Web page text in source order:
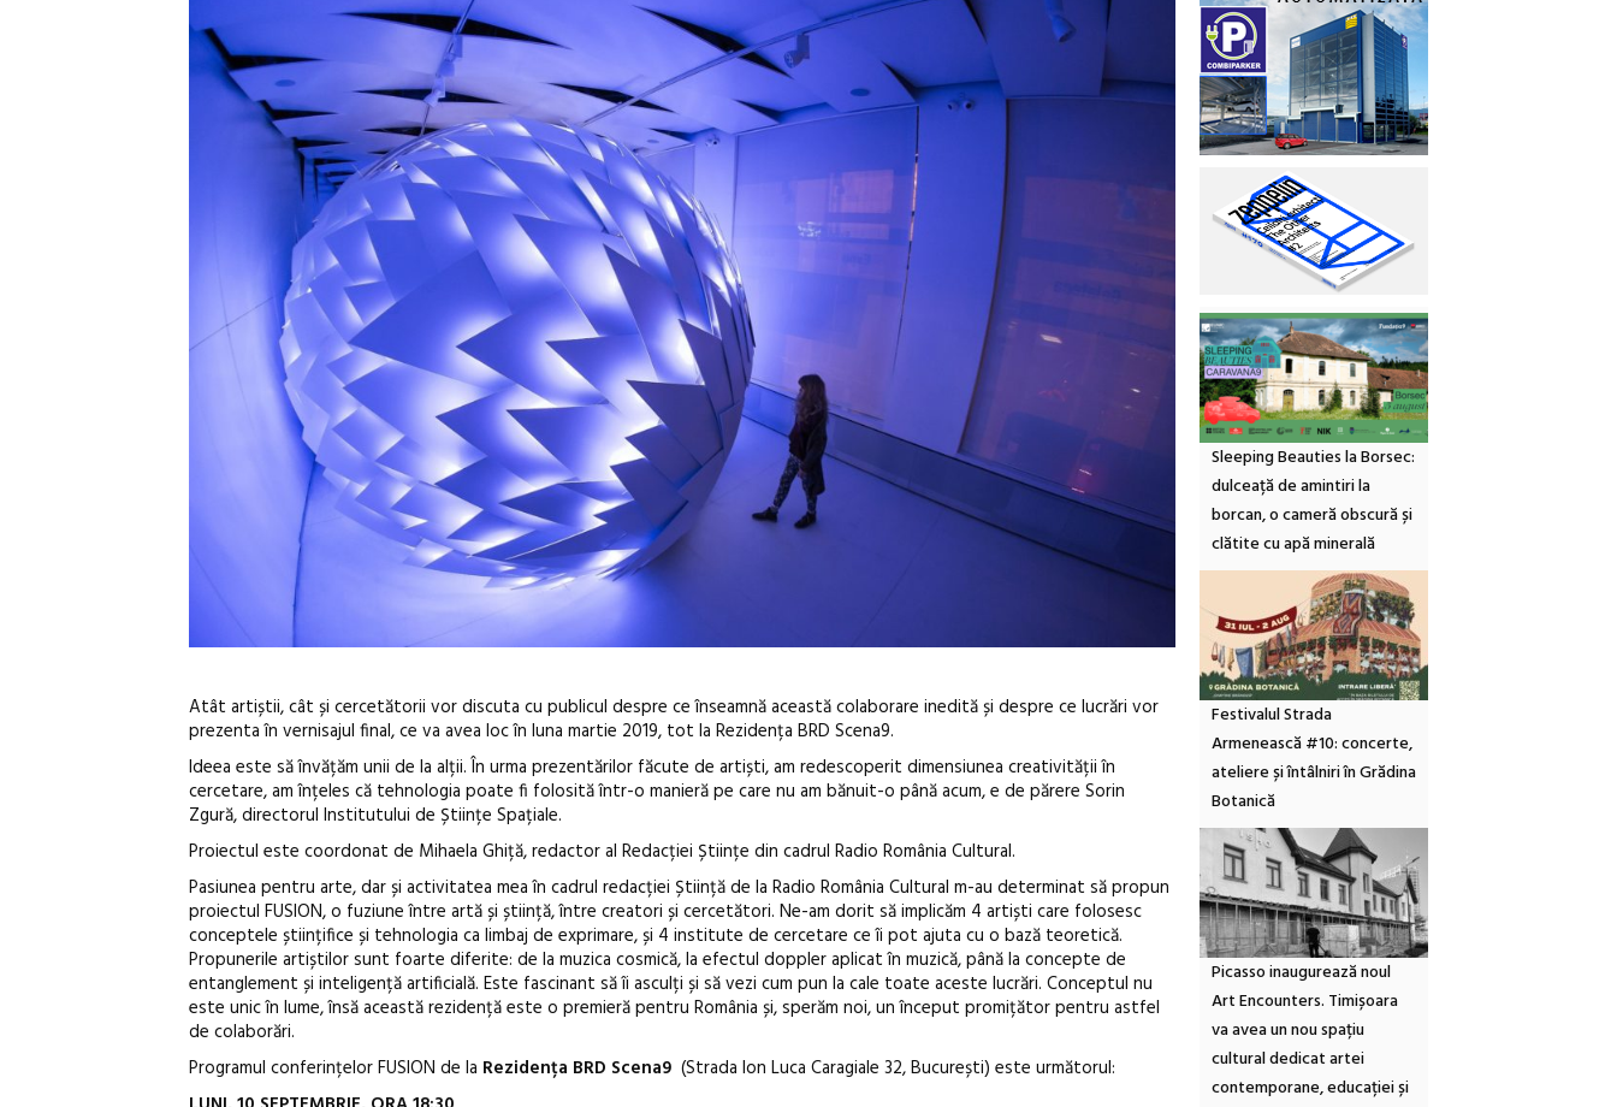
Atât artiștii, cât și cercetătorii vor discuta cu publicul despre ce înseamnă această colaborare inedită și despre ce lucrări vor
prezenta în vernisajul final, ce va avea loc în luna martie 2019, tot la Rezidența BRD Scena9.
Ideea este să învățăm unii de la alții. În urma prezentărilor făcute de artiști, am redescoperit dimensiunea creativității în
cercetare, am înțeles că tehnologia poate fi folosită într-o manieră pe care nu am bănuit-o până acum, e de părere Sorin
Zgură, directorul Institutului de Științe Spațiale.
Proiectul este coordonat de Mihaela Ghiță, redactor al Redacției Științe din cadrul Radio România Cultural.
Pasiunea pentru arte, dar și activitatea mea în cadrul redacției Știință de la Radio România Cultural m-au determinat să propun
proiectul FUSION, o fuziune între artă și știință, între creatori și cercetători. Ne-am dorit să implicăm 4 artiști care folosesc
conceptele științifice și tehnologia ca limbaj de exprimare, și 4 institute de cercetare ce îi pot ajuta cu o bază teoretică.
Propunerile artiștilor sunt foarte diferite: de la muzica cosmică, la efectul doppler aplicat în muzică, până la concepte de
entanglement și inteligență artificială. Este fascinant să îi asculți și să vezi cum pun la cale toate aceste lucrări. Conceptul nu
este unic în lume, însă această rezidență este o premieră pentru România și, sperăm noi, un început promițător pentru astfel
de colaborări.
Programul conferințelor FUSION de la Rezidența BRD Scena9 (Strada Ion Luca Caragiale 32, București) este următorul:
Sleeping Beauties la Borsec:
dulceață de amintiri la
borcan, o cameră obscură și
clătite cu apă minerală
Festivalul Strada
Armenească #10: concerte,
ateliere și întâlniri în Grădina
Botanică
Picasso inaugurează noul
Art Encounters. Timișoara
va avea un nou spațiu
cultural dedicat artei
contemporane, educației și